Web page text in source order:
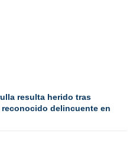
resulta herido tras
delincuente en